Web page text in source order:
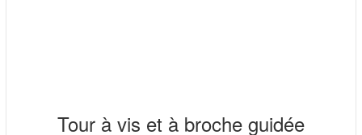
Tour à vis et à broche guidée